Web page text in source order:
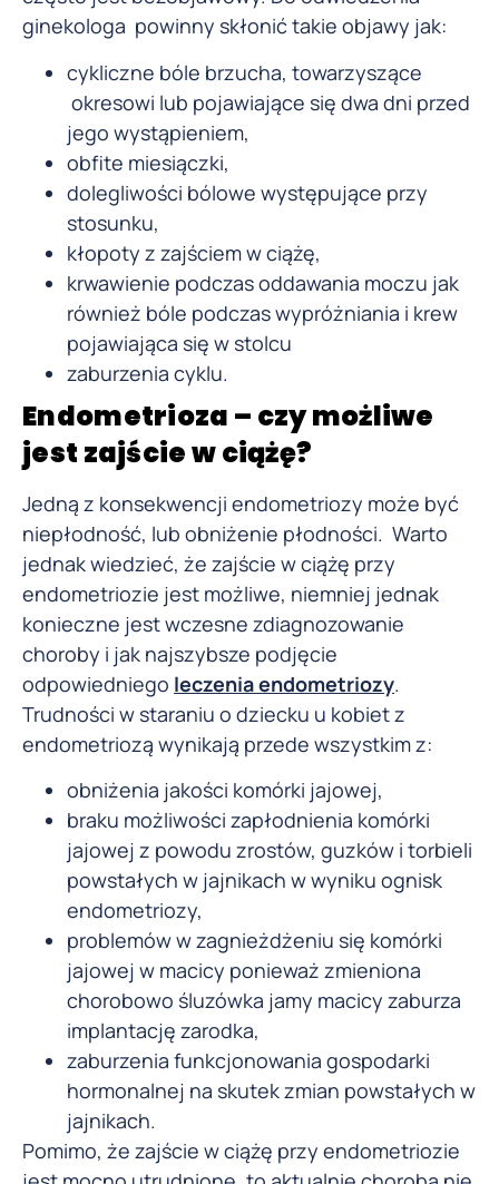
ginekologa powinny skłonić takie objawy jak:
cykliczne bóle brzucha, towarzyszące
okresowi lub pojawiające się dwa dni przed
jego wystąpieniem,
obfite miesiączki,
dolegliwości bólowe występujące przy
stosunku,
kłopoty z zajściem w ciążę,
krwawienie podczas oddawania moczu jak
również bóle podczas wypróżniania i krew
pojawiająca się w stolcu
zaburzenia cyklu.
Endometrioza – czy możliwe
jest zajście w ciążę?
Jedną z konsekwencji endometriozy może być
niepłodność, lub obniżenie płodności. Warto
jednak wiedzieć, że zajście w ciążę przy
endometriozie jest możliwe, niemniej jednak
konieczne jest wczesne zdiagnozowanie
choroby i jak najszybsze podjęcie
odpowiedniego leczenia endometriozy.
Trudności w staraniu o dziecku u kobiet z
endometriozą wynikają przede wszystkim z:
obniżenia jakości komórki jajowej,
braku możliwości zapłodnienia komórki
jajowej z powodu zrostów, guzków i torbieli
powstałych w jajnikach w wyniku ognisk
endometriozy,
problemów w zagnieżdżeniu się komórki
jajowej w macicy ponieważ zmieniona
chorobowo śluzówka jamy macicy zaburza
implantację zarodka,
zaburzenia funkcjonowania gospodarki
hormonalnej na skutek zmian powstałych w
jajnikach.
Pomimo, że zajście w ciążę przy endometriozie